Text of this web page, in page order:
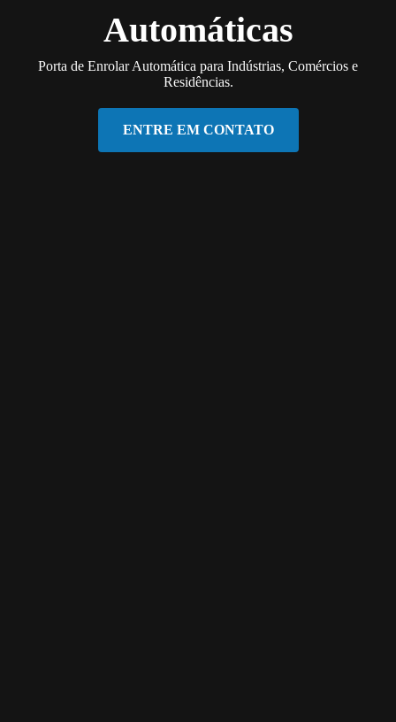
Automáticas
Porta de Enrolar Automática para Indústrias, Comércios e
Residências.
ENTRE EM CONTATO